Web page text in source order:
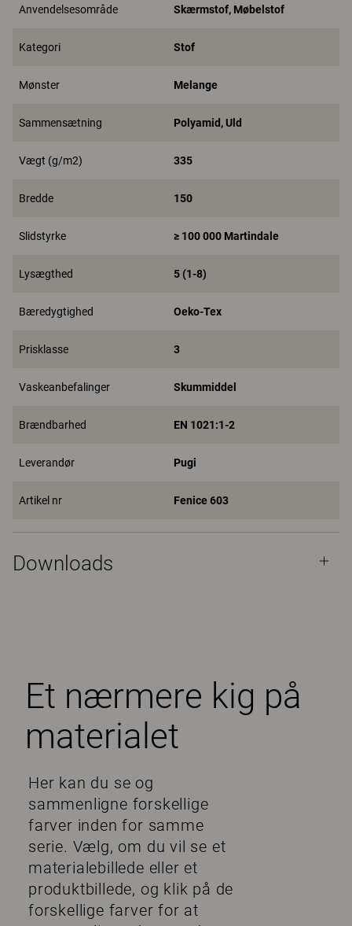
Anvendelsesområde Skærmstof, Møbelstof
Kategori Stof
Mønster Melange
Sammensætning Polyamid, Uld
Vægt (g/m2) 335
Bredde 150
Slidstyrke ≥ 100 000 Martindale
Lysægthed 5 (1-8)
Bæredygtighed Oeko-Tex
Prisklasse 3
Vaskeanbefalinger Skummiddel
Brændbarhed EN 1021:1-2
Leverandør Pugi
Artikel nr Fenice 603
Downloads
Et nærmere kig på
materialet
Her kan du se og
sammenligne forskellige
farver inden for samme
serie. Vælg, om du vil se et
materialebillede eller et
produktbillede, og klik på de
forskellige farver for at